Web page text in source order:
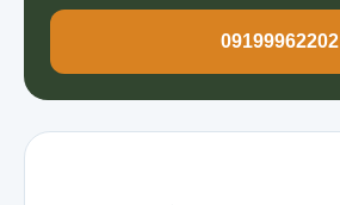
09199962202